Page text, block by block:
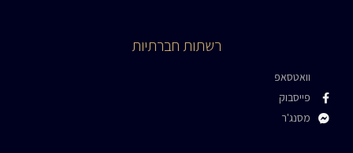
רשתות חברתיות
וואטסאפ
פייסבוק
מסנג'ר